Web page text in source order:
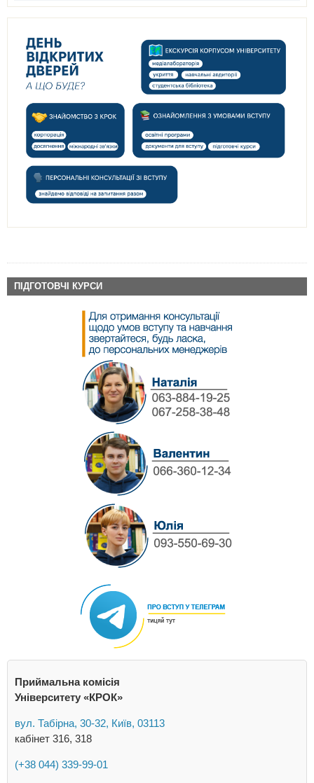
ПІДГОТОВЧІ КУРСИ
Приймальна комісія
Університету «КРОК»
вул. Табірна, 30-32, Київ, 03113
кабінет 316, 318
(+38 044) 339-99-01